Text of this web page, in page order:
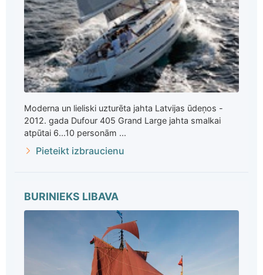
Moderna un lieliski uzturēta jahta Latvijas ūdeņos -
2012. gada Dufour 405 Grand Large jahta smalkai
atpūtai 6...10 personām ...
Pieteikt izbraucienu
BURINIEKS LIBAVA